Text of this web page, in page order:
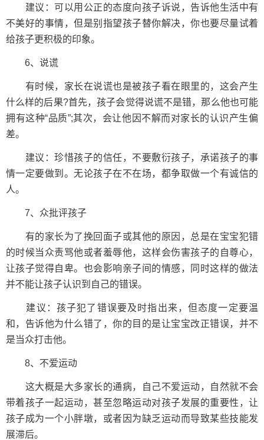
建议：可以用公正的态度向孩子诉说，告诉他生活中有
不美好的事情，但是别指望孩子替你解决，你也要尽量试着
给孩子更积极的印象。
6、说谎
有时候，家长在说谎也是被孩子看在眼里的，这会产生
什么样的后果?首先，孩子会觉得说谎不是错，那么他也可能
拥有这种“品质”;其次，会让他因不解而对家长的认识产生偏
差。
建议：珍惜孩子的信任，不要敷衍孩子，承诺孩子的事
情一定要做到。无论孩子在不在场，都争取做一个有诚信的
人。
7、众批评孩子
有的家长为了挽回面子或其他的原因，总是在宝宝犯错
的时候当众责骂他或者羞辱他，这样会伤害孩子的自尊心，
让孩子觉得自卑。也会影响亲子间的情感，同时这样的做法
并不能让孩子认识到自己的错误。
建议：孩子犯了错误要及时指出来，但态度一定要温
和，告诉他为什么错了，你的目的是让宝宝改正错误，并不
是当众打击他。
8、不爱运动
这大概是大多家长的通病，自己不爱运动，自然就不会
带着孩子一起运动，甚至忽略运动对孩子发展的重要性，让
孩子成为一个小胖墩，或者因为缺乏运动而导致某些技能发
展滞后。